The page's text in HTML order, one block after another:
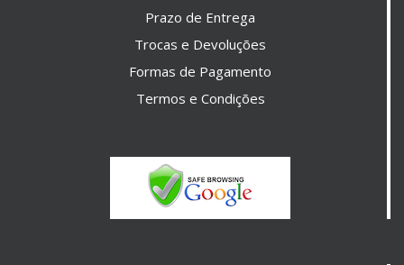
Prazo de Entrega
Trocas e Devoluções
Formas de Pagamento
Termos e Condições